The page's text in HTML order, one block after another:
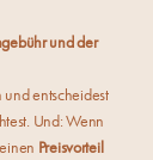
und der
und entscheidest
Und: Wenn
Preisvorteil